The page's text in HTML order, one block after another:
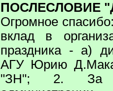
ПОСЛЕСЛОВИЕ
Огромное
вклад в
праздника - а)
АГУ Юрию
"ЗН"; 2. За